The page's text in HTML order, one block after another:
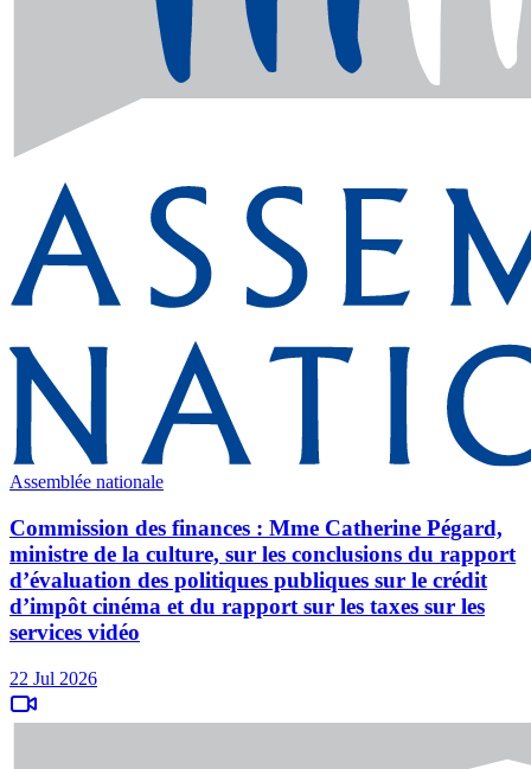
Assemblée nationale
Commission des finances : Mme Catherine Pégard,
ministre de la culture, sur les conclusions du rapport
d’évaluation des politiques publiques sur le crédit
d’impôt cinéma et du rapport sur les taxes sur les
services vidéo
22 Jul 2026